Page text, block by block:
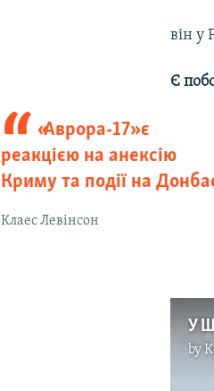
він у
Є
«Аврора-17» є
реакцією на анексію
Криму та події на
Клаес Левінсон
by